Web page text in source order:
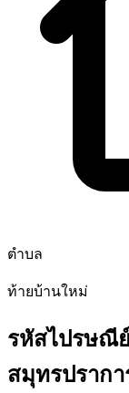
ตำบล
ท้ายบ้านใหม่
รหัสไปรษณี
สมุทรปรากา